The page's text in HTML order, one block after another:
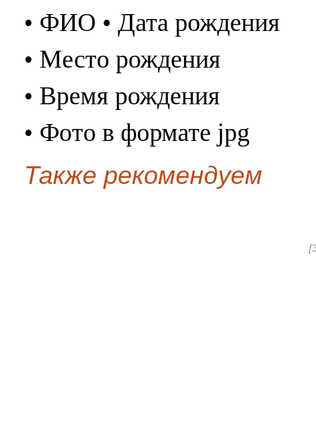
• ФИО • Дата рождения
• Место рождения
• Время рождения
• Фото в формате jpg
Также рекомендуем